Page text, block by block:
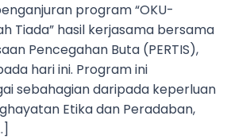
program “OKU-
Tiada” hasil kerjasama bersama
Pencegahan Buta (PERTIS),
hari ini. Program ini
sebahagian daripada keperluan
Etika dan Peradaban,